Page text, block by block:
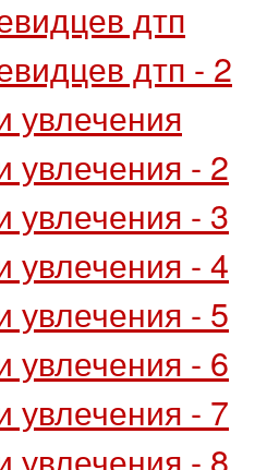
дтп
дтп - 2
увлечения
увлечения - 2
увлечения - 3
увлечения - 4
увлечения - 5
увлечения - 6
увлечения - 7
увлечения - 8